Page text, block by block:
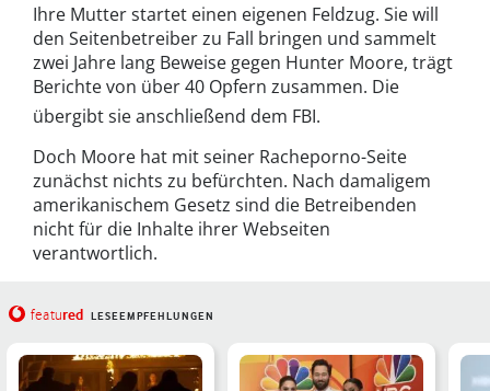
Ihre Mutter startet einen eigenen Feldzug. Sie will
den Seitenbetreiber zu Fall bringen und sammelt
zwei Jahre lang Beweise gegen Hunter Moore, trägt
Berichte von über 40 Opfern zusammen. Die
übergibt sie anschließend dem FBI.
Doch Moore hat mit seiner Racheporno-Seite
zunächst nichts zu befürchten. Nach damaligem
amerikanischem Gesetz sind die Betreibenden
nicht für die Inhalte ihrer Webseiten
verantwortlich.
featured LESEEMPFEHLUNGEN